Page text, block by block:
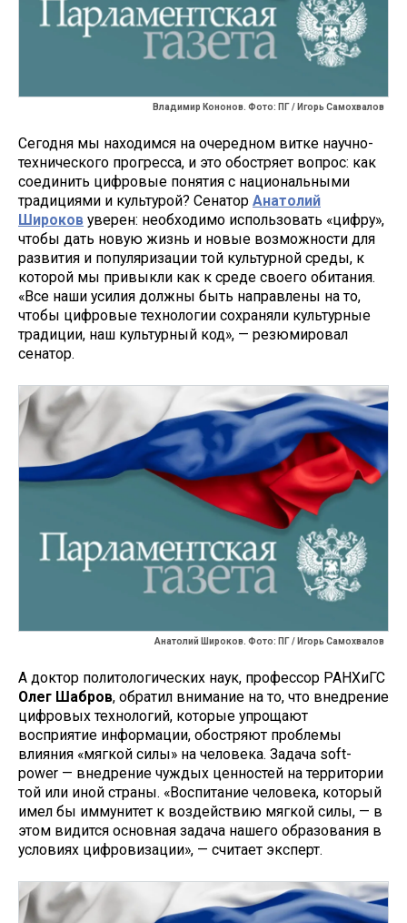
Владимир Кононов. Фото: ПГ / Игорь Самохвалов
Сегодня мы находимся на очередном витке научно-
технического прогресса, и это обостряет вопрос: как
соединить цифровые понятия с национальными
традициями и культурой? Сенатор Анатолий
Широков уверен: необходимо использовать «цифру»,
чтобы дать новую жизнь и новые возможности для
развития и популяризации той культурной среды, к
которой мы привыкли как к среде своего обитания.
«Все наши усилия должны быть направлены на то,
чтобы цифровые технологии сохраняли культурные
традиции, наш культурный код», — резюмировал
сенатор.
Анатолий Широков. Фото: ПГ / Игорь Самохвалов
А доктор политологических наук, профессор РАНХиГС
Олег Шабров, обратил внимание на то, что внедрение
цифровых технологий, которые упрощают
восприятие информации, обостряют проблемы
влияния «мягкой силы» на человека. Задача soft-
power — внедрение чуждых ценностей на территории
той или иной страны. «Воспитание человека, который
имел бы иммунитет к воздействию мягкой силы, — в
этом видится основная задача нашего образования в
условиях цифровизации», — считает эксперт.